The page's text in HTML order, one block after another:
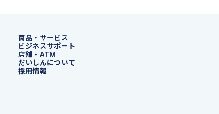
商品・サービス
ビジネスサポート
店舗・ATM
だいしんについて
採用情報